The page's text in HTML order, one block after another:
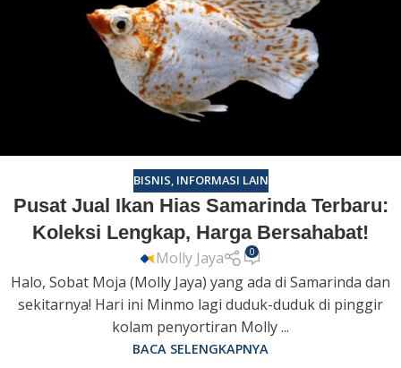
BISNIS, INFORMASI LAIN
Pusat Jual Ikan Hias Samarinda Terbaru:
Koleksi Lengkap, Harga Bersahabat!
Molly Jaya 0
Halo, Sobat Moja (Molly Jaya) yang ada di Samarinda dan
sekitarnya! Hari ini Minmo lagi duduk-duduk di pinggir
kolam penyortiran Molly ...
BACA SELENGKAPNYA